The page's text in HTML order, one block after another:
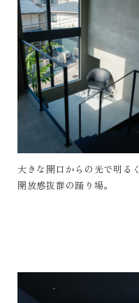
大きな開口からの光で明るく
開放感抜群の踊り場。